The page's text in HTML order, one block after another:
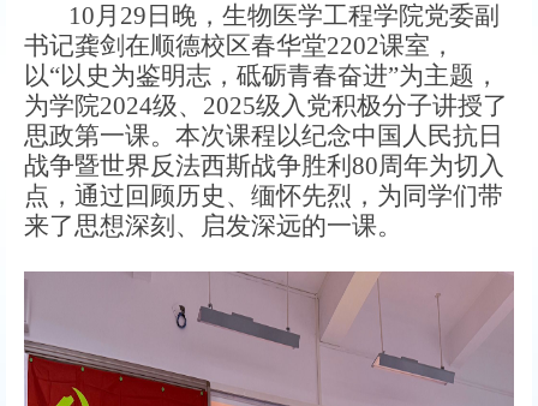
10月29日晚，生物医学工程学院党委副
书记龚剑在顺德校区春华堂2202课室，
以“以史为鉴明志，砥砺青春奋进”为主题，
为学院2024级、2025级入党积极分子讲授了
思政第一课。本次课程以纪念中国人民抗日
战争暨世界反法西斯战争胜利80周年为切入
点，通过回顾历史、缅怀先烈，为同学们带
来了思想深刻、启发深远的一课。